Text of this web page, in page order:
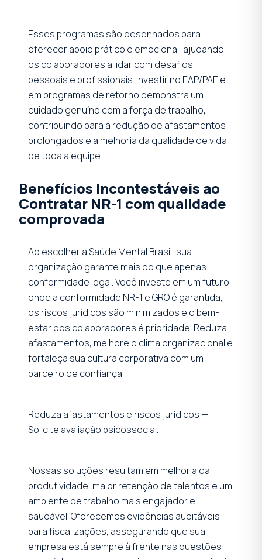
Esses programas são desenhados para
oferecer apoio prático e emocional, ajudando
os colaboradores a lidar com desafios
pessoais e profissionais. Investir no EAP/PAE e
em programas de retorno demonstra um
cuidado genuíno com a força de trabalho,
contribuindo para a redução de afastamentos
prolongados e a melhoria da qualidade de vida
de toda a equipe.
Benefícios Incontestáveis ao
Contratar NR-1 com qualidade
comprovada
Ao escolher a Saúde Mental Brasil, sua
organização garante mais do que apenas
conformidade legal. Você investe em um futuro
onde a conformidade NR-1 e GRO é garantida,
os riscos jurídicos são minimizados e o bem-
estar dos colaboradores é prioridade. Reduza
afastamentos, melhore o clima organizacional e
fortaleça sua cultura corporativa com um
parceiro de confiança.
Reduza afastamentos e riscos jurídicos —
Solicite avaliação psicossocial.
Nossas soluções resultam em melhoria da
produtividade, maior retenção de talentos e um
ambiente de trabalho mais engajador e
saudável. Oferecemos evidências auditáveis
para fiscalizações, assegurando que sua
empresa está sempre à frente nas questões